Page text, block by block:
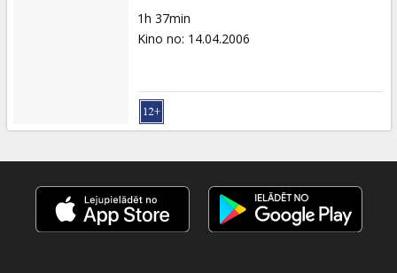
1h 37min
Kino no: 14.04.2006